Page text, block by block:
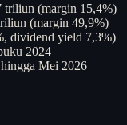
triliun (margin 15,4%)
(margin 49,9%)
dividend yield 7,3%)
2024
Mei 2026